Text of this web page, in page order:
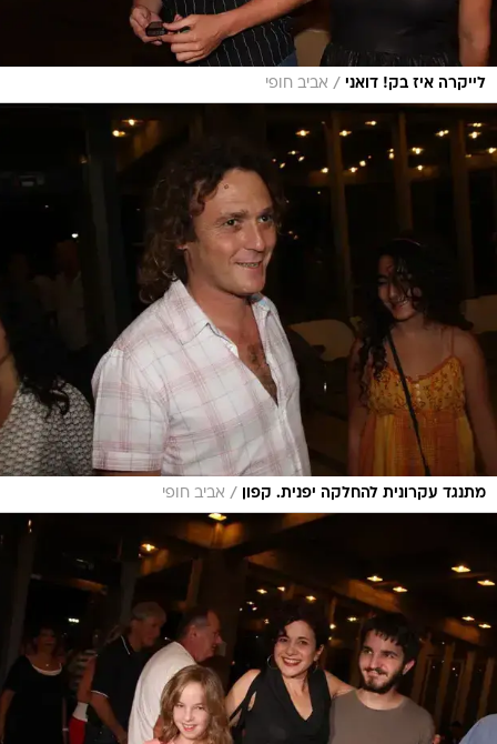
לייקרה איז בק! דואני / אביב חופי
מתנגד עקרונית להחלקה יפנית. קפון / אביב חופי